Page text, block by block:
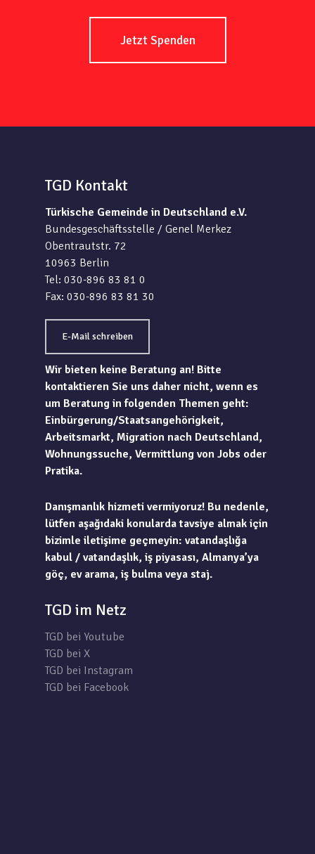
Jetzt Spenden
TGD Kontakt
Türkische Gemeinde in Deutschland e.V.
Bundesgeschäftsstelle / Genel Merkez
Obentrautstr. 72
10963 Berlin
Tel: 030-896 83 81 0
Fax: 030-896 83 81 30
E-Mail schreiben
Wir bieten keine Beratung an! Bitte
kontaktieren Sie uns daher nicht, wenn es
um Beratung in folgenden Themen geht:
Einbürgerung/Staatsangehörigkeit,
Arbeitsmarkt, Migration nach Deutschland,
Wohnungssuche, Vermittlung von Jobs oder
Pratika.
Danışmanlık hizmeti vermiyoruz! Bu nedenle,
lütfen aşağıdaki konularda tavsiye almak için
bizimle iletişime geçmeyin: vatandaşlığa
kabul / vatandaşlık, iş piyasası, Almanya’ya
göç, ev arama, iş bulma veya staj.
TGD im Netz
TGD bei Youtube
TGD bei X
TGD bei Instagram
TGD bei Facebook